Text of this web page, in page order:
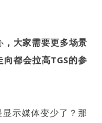
，大家需要更多场景
向都会拉高TGS的参
示媒体变少了？那